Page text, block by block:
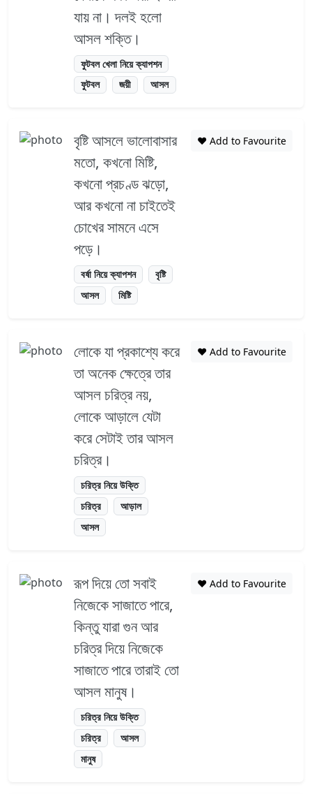
যায় না। দলই হলো
আসল শক্তি।
ফুটবল খেলা নিয়ে ক্যাপশন
ফুটবল
জয়ী আসল
বৃষ্টি আসলে ভালোবাসার
মতো, কখনো মিষ্টি,
কখনো প্রচণ্ড ঝড়ো,
আর কখনো না চাইতেই
চোখের সামনে এসে
পড়ে।
বর্ষা নিয়ে ক্যাপশন
বৃষ্টি
আসল
মিষ্টি
❤️ Add to Favourite
লোকে যা প্রকাশ্যে করে
তা অনেক ক্ষেত্রে তার
আসল চরিত্র নয়,
লোকে আড়ালে যেটা
করে সেটাই তার আসল
চরিত্র।
চরিত্র নিয়ে উক্তি
চরিত্র
আড়াল
আসল
❤️ Add to Favourite
রূপ দিয়ে তো সবাই
নিজেকে সাজাতে পারে,
কিন্তু যারা গুন আর
চরিত্র দিয়ে নিজেকে
সাজাতে পারে তারাই তো
আসল মানুষ।
চরিত্র নিয়ে উক্তি
চরিত্র
আসল
মানুষ
❤️ Add to Favourite